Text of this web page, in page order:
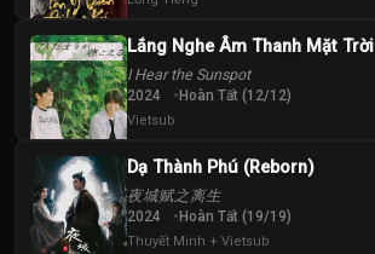
Lắng Nghe Âm Thanh Mặt Trời
I Hear the Sunspot
2024 Hoàn Tất (12/12)
Vietsub
Dạ Thành Phú (Reborn)
夜城赋之离生
2024 Hoàn Tất (19/19)
Thuyết Minh + Vietsub